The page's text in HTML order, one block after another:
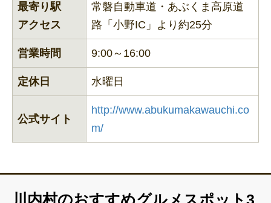
最寄り駅
アクセス
常磐自動車道・あぶくま高原道
路「小野IC」より約25分
営業時間 9:00～16:00
定休日 水曜日
公式サイト
http://www.abukumakawauchi.co
m/
川内村のおすすめグルメスポット3